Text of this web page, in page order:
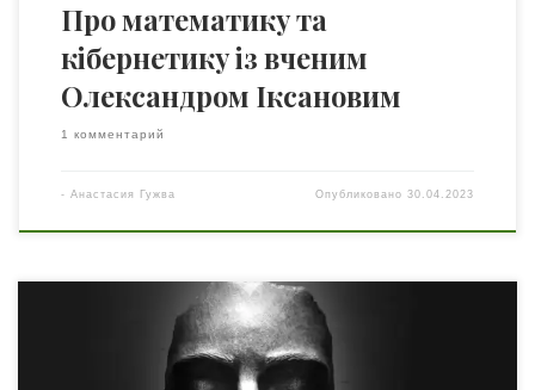
Про математику та
кібернетику із вченим
Олександром Іксановим
1 комментарий
- Анастасия Гужва Опубликовано30.04.2023
Выбор делает судьбу — это центральная аксиома
судьбоанализа.(с) Липот Сонди Именно с этой